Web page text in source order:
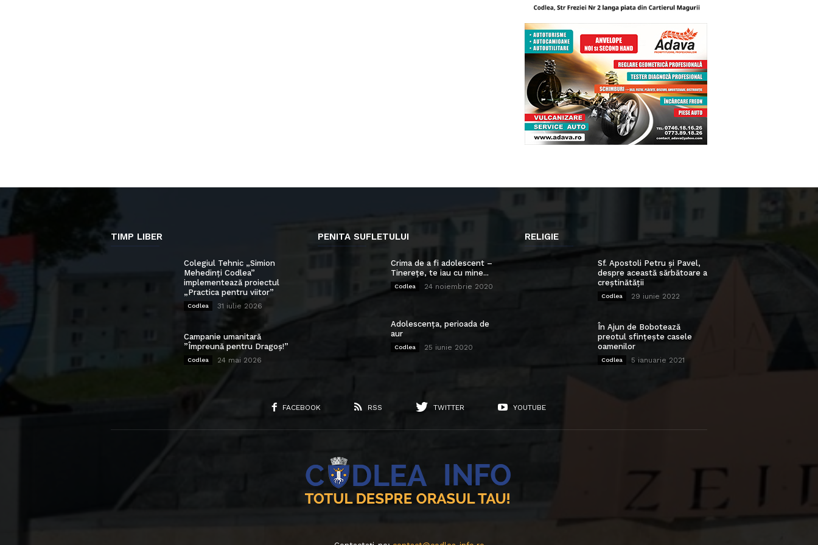
TIMP LIBER
Colegiul Tehnic „Simion
Mehedinți Codlea”
implementează proiectul
„Practica pentru viitor”
Codlea 31 iulie 2026
Campanie umanitară
”Împreună pentru Dragoș!”
Codlea 24 mai 2026
PENITA SUFLETULUI
Crima de a fi adolescent –
Tinerețe, te iau cu mine...
Codlea 24 noiembrie 2020
Adolescența, perioada de
aur
Codlea 25 iunie 2020
RELIGIE
Sf. Apostoli Petru și Pavel,
despre această sărbătoare a
creștinătății
Codlea 29 iunie 2022
În Ajun de Bobotează
preotul sfințește casele
oamenilor
Codlea 5 ianuarie 2021
FACEBOOK RSS TWITTER YOUTUBE